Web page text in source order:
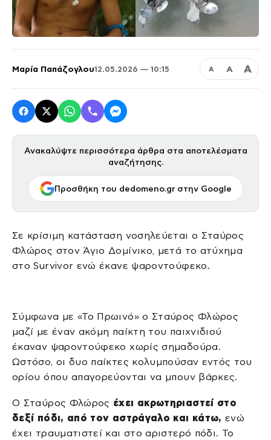
Μαρία Παπάζογλου12.05.2026 — 10:15 Α Α Α
Ανακαλύψτε περισσότερα άρθρα στα αποτελέσματα
αναζήτησης.
Προσθήκη του dedomeno.gr στην Google
Σε κρίσιμη κατάσταση νοσηλεύεται ο Σταύρος
Φλώρος στον Άγιο Δομίνικο, μετά το ατύχημα
στο Survivor ενώ έκανε ψαροντούφεκο.
Σύμφωνα με «Το Πρωινό» ο Σταύρος Φλώρος
μαζί με έναν ακόμη παίκτη του παιχνιδιού
έκαναν ψαροντούφεκο χωρίς σημαδούρα.
Ωστόσο, οι δυο παίκτες κολυμπούσαν εντός του
ορίου όπου απαγορεύονται να μπουν βάρκες.
Ο Σταύρος Φλώρος έχει ακρωτηριαστεί στο
δεξί πόδι, από τον αστράγαλο και κάτω, ενώ
έχει τραυματιστεί και στο αριστερό πόδι. Το